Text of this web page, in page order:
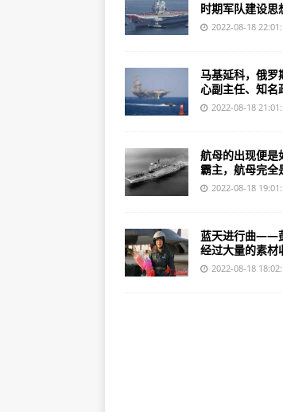
时期军队建设思
2022-08-18
马基延科，俄罗
心副主任、知名
2022-08-18
航母的出现便是
霸主，航母完全
2022-08-18
蓝天进行曲——
经过大量的素材
2022-08-18